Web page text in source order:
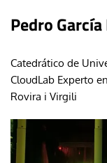
Pedro García
Catedrático de
CloudLab Experto
Rovira i Virgili